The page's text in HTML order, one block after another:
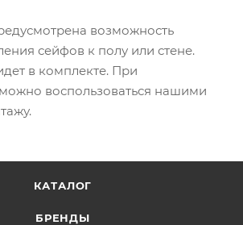
возможность
сейфов к полу или стене.
в комплекте. При
воспользоваться нашими
КАТАЛОГ
БРЕНДЫ